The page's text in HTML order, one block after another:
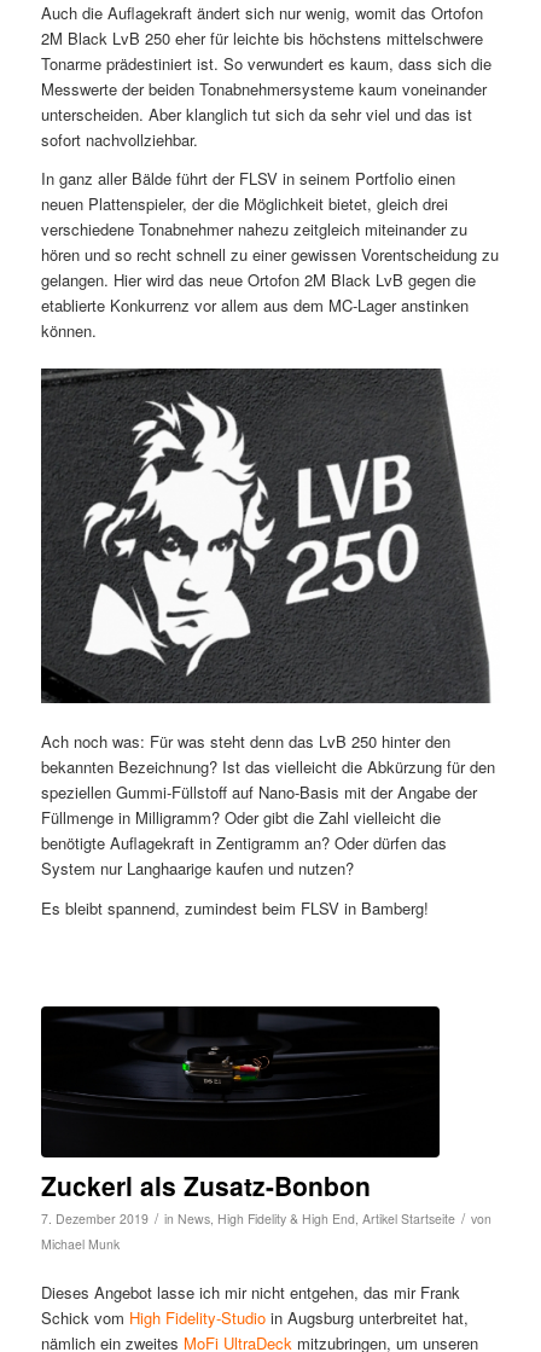
Auch die Auflagekraft ändert sich nur wenig, womit das Ortofon
2M Black LvB 250 eher für leichte bis höchstens mittelschwere
Tonarme prädestiniert ist. So verwundert es kaum, dass sich die
Messwerte der beiden Tonabnehmersysteme kaum voneinander
unterscheiden. Aber klanglich tut sich da sehr viel und das ist
sofort nachvollziehbar.
In ganz aller Bälde führt der FLSV in seinem Portfolio einen
neuen Plattenspieler, der die Möglichkeit bietet, gleich drei
verschiedene Tonabnehmer nahezu zeitgleich miteinander zu
hören und so recht schnell zu einer gewissen Vorentscheidung zu
gelangen. Hier wird das neue Ortofon 2M Black LvB gegen die
etablierte Konkurrenz vor allem aus dem MC-Lager anstinken
können.
Ach noch was: Für was steht denn das LvB 250 hinter den
bekannten Bezeichnung? Ist das vielleicht die Abkürzung für den
speziellen Gummi-Füllstoff auf Nano-Basis mit der Angabe der
Füllmenge in Milligramm? Oder gibt die Zahl vielleicht die
benötigte Auflagekraft in Zentigramm an? Oder dürfen das
System nur Langhaarige kaufen und nutzen?
Es bleibt spannend, zumindest beim FLSV in Bamberg!
Zuckerl als Zusatz-Bonbon
7. Dezember 2019 / in News, High Fidelity & High End, Artikel Startseite / von
Michael Munk
Dieses Angebot lasse ich mir nicht entgehen, das mir Frank
Schick vom High Fidelity-Studioin Augsburg unterbreitet hat,
nämlich ein zweites MoFi UltraDeckmitzubringen, um unseren